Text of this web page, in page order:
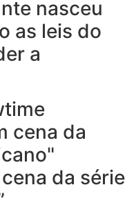
nasceu
as leis do
a
cena da série